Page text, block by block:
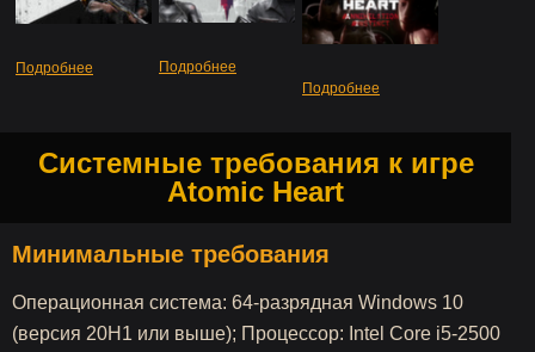
Подробнее Подробнее
Подробнее
Системные требования к игре
Atomic Heart
Минимальные требования
Операционная система: 64-разрядная Windows 10
(версия 20H1 или выше); Процессор: Intel Core i5-2500